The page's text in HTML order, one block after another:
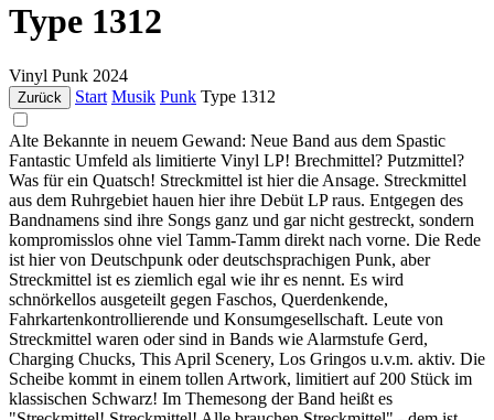
Type 1312
Vinyl Punk 2024
Zurück Start Musik Punk Type 1312
Alte Bekannte in neuem Gewand: Neue Band aus dem Spastic
Fantastic Umfeld als limitierte Vinyl LP! Brechmittel? Putzmittel?
Was für ein Quatsch! Streckmittel ist hier die Ansage. Streckmittel
aus dem Ruhrgebiet hauen hier ihre Debüt LP raus. Entgegen des
Bandnamens sind ihre Songs ganz und gar nicht gestreckt, sondern
kompromisslos ohne viel Tamm-Tamm direkt nach vorne. Die Rede
ist hier von Deutschpunk oder deutschsprachigen Punk, aber
Streckmittel ist es ziemlich egal wie ihr es nennt. Es wird
schnörkellos ausgeteilt gegen Faschos, Querdenkende,
Fahrkartenkontrollierende und Konsumgesellschaft. Leute von
Streckmittel waren oder sind in Bands wie Alarmstufe Gerd,
Charging Chucks, This April Scenery, Los Gringos u.v.m. aktiv. Die
Scheibe kommt in einem tollen Artwork, limitiert auf 200 Stück im
klassischen Schwarz! Im Themesong der Band heißt es